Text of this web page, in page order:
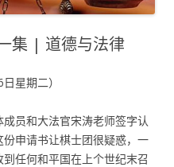
集 | 道德与法律
星期二）
员和大法官宋涛老师签字认
申请书让棋士团很疑惑，一
任何和平国在上个世纪末召